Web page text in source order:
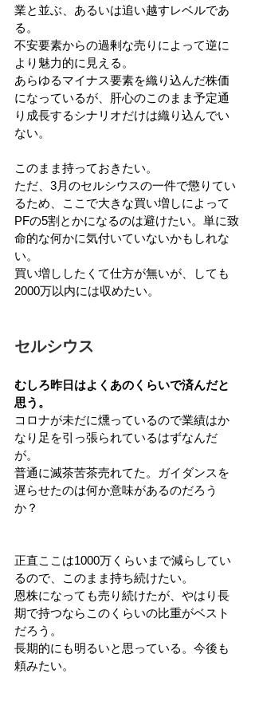
業と並ぶ、あるいは追い越すレベルであ
る。
不安要素からの過剰な売りによって逆に
より魅力的に見える。
あらゆるマイナス要素を織り込んだ株価
になっているが、肝心のこのまま予定通
り成長するシナリオだけは織り込んでい
ない。
このまま持っておきたい。
ただ、3月のセルシウスの一件で懲りてい
るため、ここで大きな買い増しによって
PFの5割とかになるのは避けたい。単に致
命的な何かに気付いていないかもしれな
い。
買い増ししたくて仕方が無いが、しても
2000万以内には収めたい。
セルシウス
むしろ昨日はよくあのくらいで済んだと
思う。
コロナが未だに燻っているので業績はか
なり足を引っ張られているはずなんだ
が。
普通に滅茶苦茶売れてた。ガイダンスを
遅らせたのは何か意味があるのだろう
か？
正直ここは1000万くらいまで減らしてい
るので、このまま持ち続けたい。
恩株になっても売り続けたが、やはり長
期で持つならこのくらいの比重がベスト
だろう。
長期的にも明るいと思っている。今後も
頼みたい。